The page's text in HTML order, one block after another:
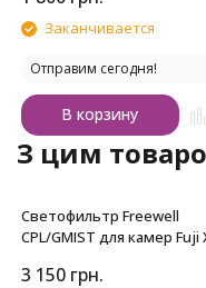
Заканчивается
Отправим сегодня!
В корзину
З цим
Светофильтр Freewell
CPL/GMIST для камер Fuji
3 150 грн.